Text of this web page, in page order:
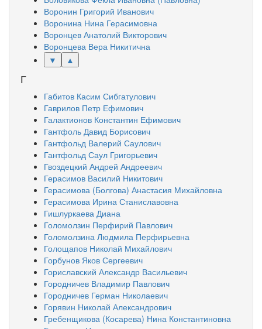
Воронин Григорий Иванович
Воронина Нина Герасимовна
Воронцев Анатолий Викторович
Воронцева Вера Никитична
▼
▲
Г
Габитов Касим Сибгатулович
Гаврилов Петр Ефимович
Галактионов Константин Ефимович
Гантфоль Давид Борисович
Гантфольд Валерий Саулович
Гантфольд Саул Григорьевич
Гвоздецкий Андрей Андреевич
Герасимов Василий Никитович
Герасимова (Болгова) Анастасия Михайловна
Герасимова Ирина Станиславовна
Гишлуркаева Диана
Голомолзин Перфирий Павлович
Голомолзина Людмила Перфирьевна
Голощапов Николай Михайлович
Горбунов Яков Сергеевич
Гориславский Александр Васильевич
Городничев Владимир Павлович
Городничев Герман Николаевич
Горявин Николай Александрович
Гребенщикова (Косарева) Нина Константиновна